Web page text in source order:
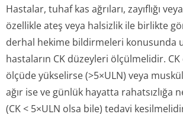
Hastalar, tuhaf kas ağrıları, zayıflığı
özellikle ateş veya halsizlik ile birlikte
derhal hekime bildirmeleri konusunda
hastaların CK düzeyleri ölçülmelidir.
ölçüde yükselirse (>5×ULN) veya
ağır ise ve günlük hayatta rahatsızlığa
(CK < 5×ULN olsa bile) tedavi